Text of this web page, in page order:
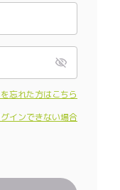
忘れた方はこちら
インできない場合